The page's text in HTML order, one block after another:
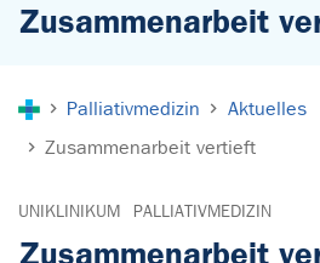
Zusammenarbeit
Palliativmedizin
Aktuelles
Zusammenarbeit vertieft
UNIKLINIKUM PALLIATIVMEDIZIN
Zusammenarbeit